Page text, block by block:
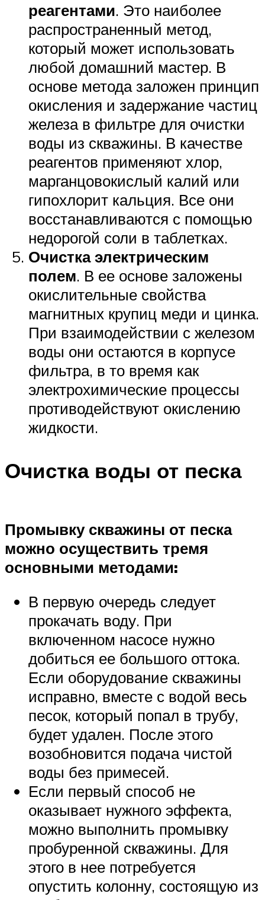
реагентами. Это наиболее
распространенный метод,
который может использовать
любой домашний мастер. В
основе метода заложен принцип
окисления и задержание частиц
железа в фильтре для очистки
воды из скважины. В качестве
реагентов применяют хлор,
марганцовокислый калий или
гипохлорит кальция. Все они
восстанавливаются с помощью
недорогой соли в таблетках.
Очистка электрическим
полем. В ее основе заложены
окислительные свойства
магнитных крупиц меди и цинка.
При взаимодействии с железом
воды они остаются в корпусе
фильтра, в то время как
электрохимические процессы
противодействуют окислению
жидкости.
Очистка воды от песка
Промывку скважины от песка
можно осуществить тремя
основными методами:
В первую очередь следует
прокачать воду. При
включенном насосе нужно
добиться ее большого оттока.
Если оборудование скважины
исправно, вместе с водой весь
песок, который попал в трубу,
будет удален. После этого
возобновится подача чистой
воды без примесей.
Если первый способ не
оказывает нужного эффекта,
можно выполнить промывку
пробуренной скважины. Для
этого в нее потребуется
опустить колонну, состоящую из